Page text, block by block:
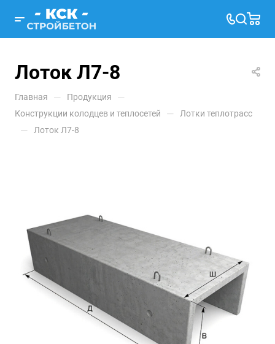
Лоток Л7-8
Главная — Продукция —
Конструкции колодцев и теплосетей — Лотки теплотрасс
— Лоток Л7-8